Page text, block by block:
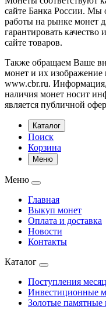
сайте Банка России. Мы
работы на рынке монет
гарантировать
сайте товаров.
Также обращаем Ваше
монет и их изображение
www.cbr.ru. Информация,
наличия монет носит
является публичной
Каталог
Поиск
Корзина
Меню
Меню
Главная
Выкуп монет
Оплата и доставка
Новости
Контакты
Каталог
Поступления
Инвестиционные
Золотые